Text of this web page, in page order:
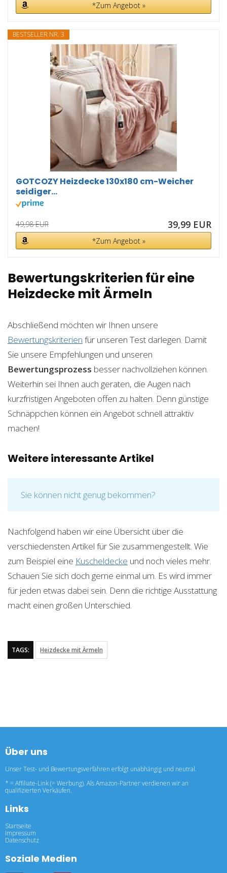
*Zum Angebot »
BESTSELLER NR. 3
GOTCOZY Heizdecke 130x180 cm-Weicher
seidiger...
49,98 EUR 39,99 EUR
*Zum Angebot »
Bewertungskriterien für eine
Heizdecke mit Ärmeln
Abschließend möchten wir Ihnen unsere
Bewertungskriterien für unseren Test darlegen. Damit
Sie unsere Empfehlungen und unseren
Bewertungsprozess besser nachvollziehen können.
Weiterhin sei Ihnen auch geraten, die Augen nach
kurzfristigen Angeboten offen zu halten. Denn günstige
Schnäppchen können ein Angebot schnell attraktiv
machen!
Weitere interessante Artikel
Sie können nicht genug bekommen?
Nachfolgend haben wir eine Übersicht über die
verschiedensten Artikel für Sie zusammengestellt. Wie
zum Beispiel eine Kuscheldecke und noch vieles mehr.
Schauen Sie sich doch gerne einmal um. Es wird immer
für jeden etwas dabei sein. Denn die richtige Ausstattung
macht einen großen Unterschied.
TAGS: Heizdecke mit Ärmeln
Über uns
Unser Test- und Bewertungsverfahren erfolgt unabhängig und neutral.
* = Affiliate-Link (= Werbung). Als Amazon-Partner verdienen wir an
qualifizierten Verkäufen.
Links
Startseite
Impressum
Datenschutz
Soziale Medien